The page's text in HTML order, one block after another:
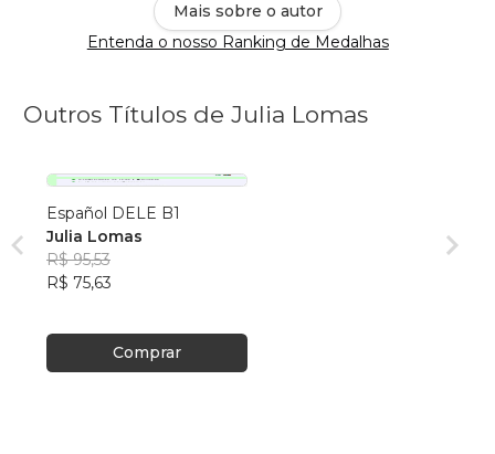
Mais sobre o autor
Entenda o nosso Ranking de Medalhas
Outros Títulos de Julia Lomas
Español DELE B1
Julia Lomas
R$ 95,53
R$ 75,63
Comprar